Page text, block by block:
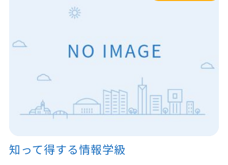
知って得する情報学級